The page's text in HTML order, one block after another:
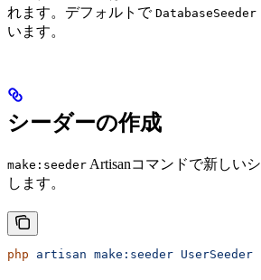
れます。デフォルトで DatabaseSeeder
います。
シーダーの作成
make:seeder Artisanコマンドで新しい
します。
php artisan make:seeder UserSeeder